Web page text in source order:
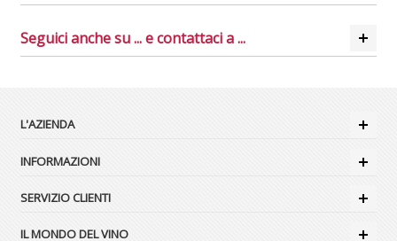
Seguici anche su ... e contattaci a ...
L'AZIENDA
INFORMAZIONI
SERVIZIO CLIENTI
IL MONDO DEL VINO